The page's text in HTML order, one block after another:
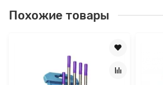
Похожие товары